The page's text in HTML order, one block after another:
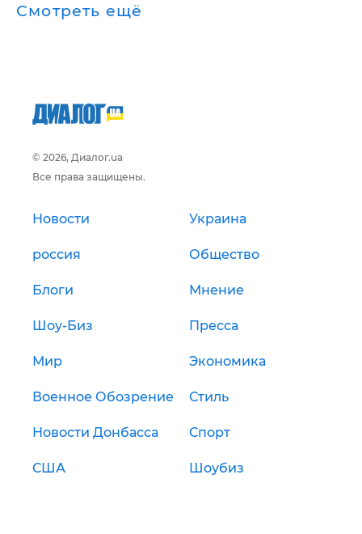
Смотреть ещё
© 2026, Диалог.ua
Все права защищены.
Новости Украина
россия Общество
Блоги Мнение
Шоу-Биз Пресса
Мир Экономика
Военное Обозрение Стиль
Новости Донбасса Спорт
США Шоубиз